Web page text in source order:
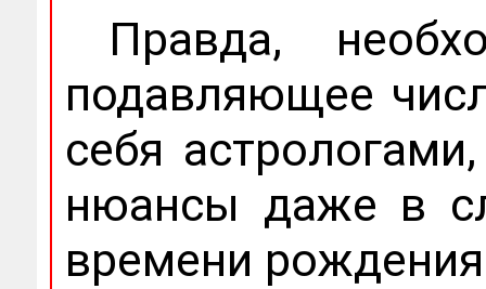
Правда,
подавляющее
себя
нюансы даже в
времени